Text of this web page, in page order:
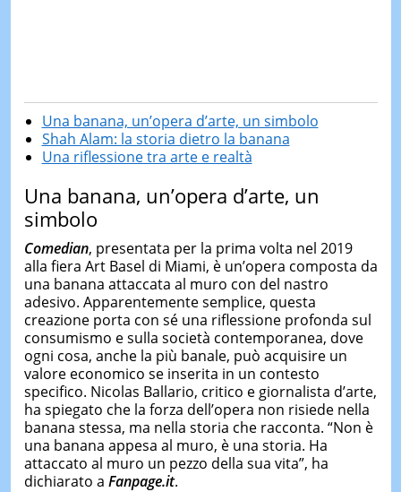
Una banana, un’opera d’arte, un simbolo
Shah Alam: la storia dietro la banana
Una riflessione tra arte e realtà
Una banana, un’opera d’arte, un
simbolo
Comedian, presentata per la prima volta nel 2019
alla fiera Art Basel di Miami, è un’opera composta da
una banana attaccata al muro con del nastro
adesivo. Apparentemente semplice, questa
creazione porta con sé una riflessione profonda sul
consumismo e sulla società contemporanea, dove
ogni cosa, anche la più banale, può acquisire un
valore economico se inserita in un contesto
specifico. Nicolas Ballario, critico e giornalista d’arte,
ha spiegato che la forza dell’opera non risiede nella
banana stessa, ma nella storia che racconta. “Non è
una banana appesa al muro, è una storia. Ha
attaccato al muro un pezzo della sua vita”, ha
dichiarato a Fanpage.it.